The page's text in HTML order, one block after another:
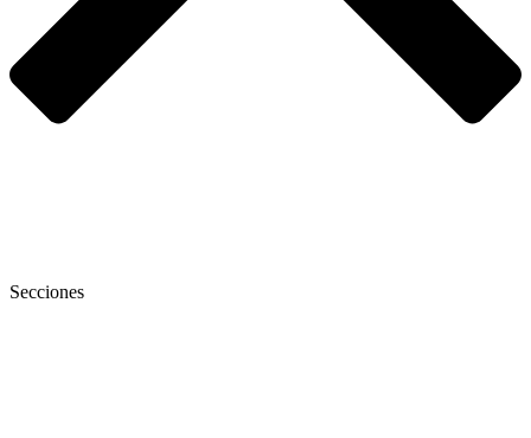
Secciones